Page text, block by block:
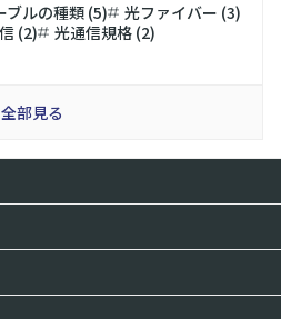
ブルの種類 (5)
光ファイバー (3)
(2)
光通信規格 (2)
全部見る